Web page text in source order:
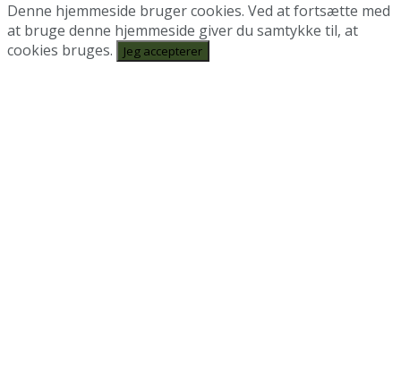
Denne hjemmeside bruger cookies. Ved at fortsætte med
at bruge denne hjemmeside giver du samtykke til, at
cookies bruges.
Jeg accepterer